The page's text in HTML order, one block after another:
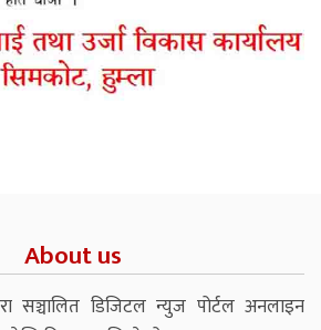
About us
सञ्चालित डिजिटल न्युज पोर्टल अनलाइन